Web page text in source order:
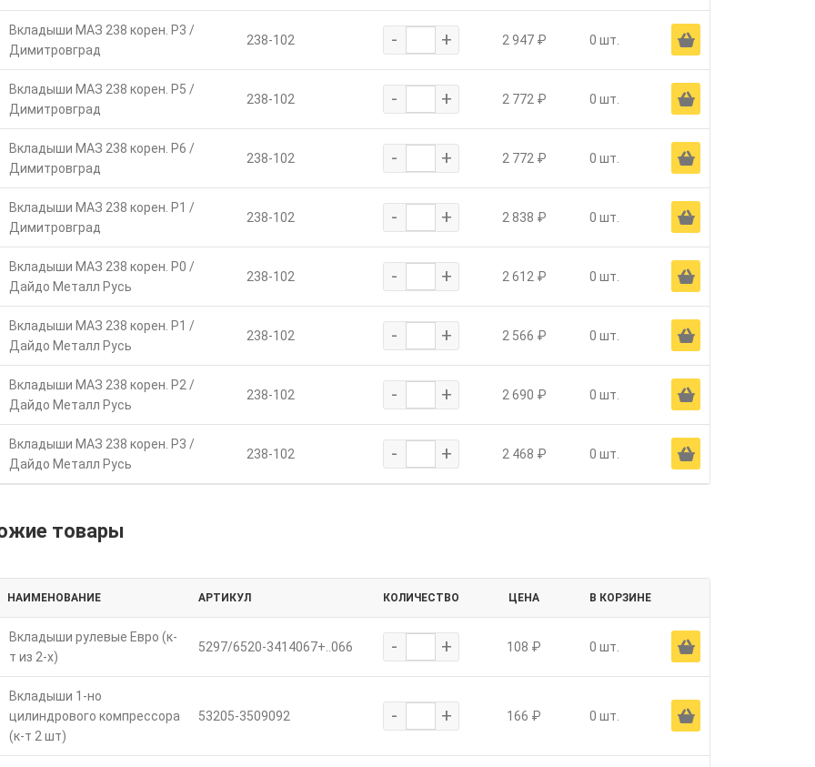
Вкладыши МАЗ 238 корен. Р3 /
Димитровград
238-102 - + 2 947 ₽ 0 шт. Ä
Вкладыши МАЗ 238 корен. Р5 /
Димитровград
238-102 - + 2 772 ₽ 0 шт. Ä
Вкладыши МАЗ 238 корен. Р6 /
Димитровград
238-102 - + 2 772 ₽ 0 шт. Ä
Вкладыши МАЗ 238 корен. Р1 /
Димитровград
238-102 - + 2 838 ₽ 0 шт. Ä
Вкладыши МАЗ 238 корен. Р0 /
Дайдо Металл Русь
238-102 - + 2 612 ₽ 0 шт. Ä
Вкладыши МАЗ 238 корен. Р1 /
Дайдо Металл Русь
238-102 - + 2 566 ₽ 0 шт. Ä
Вкладыши МАЗ 238 корен. Р2 /
Дайдо Металл Русь
238-102 - + 2 690 ₽ 0 шт. Ä
Вкладыши МАЗ 238 корен. Р3 /
Дайдо Металл Русь
238-102 - + 2 468 ₽ 0 шт. Ä
товары
НАИМЕНОВАНИЕ АРТИКУЛ КОЛИЧЕСТВО ЦЕНА В КОРЗИНЕ
Вкладыши рулевые Евро (к-
т из 2-х)
5297/6520-3414067+..066 - + 108 ₽ 0 шт. Ä
Вкладыши 1-но
цилиндрового компрессора
(к-т 2 шт)
53205-3509092 - + 166 ₽ 0 шт. Ä